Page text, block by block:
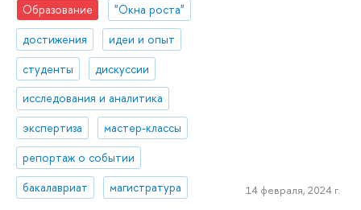
Образование
"Окна роста"
достижения
идеи и опыт
студенты
дискуссии
исследования и аналитика
экспертиза
мастер-классы
репортаж о событии
бакалавриат
магистратура 14 февраля, 2024 г.